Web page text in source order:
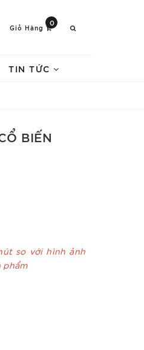
Giỏ Hàng
0
TIN TỨC
BIẾN
so với hình ảnh
phẩm